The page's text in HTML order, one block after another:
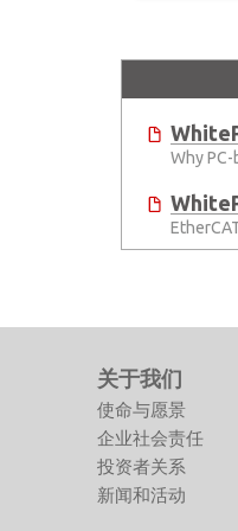
Why
关于我们
使命与愿景
企业社会责任
投资者关系
新闻和活动